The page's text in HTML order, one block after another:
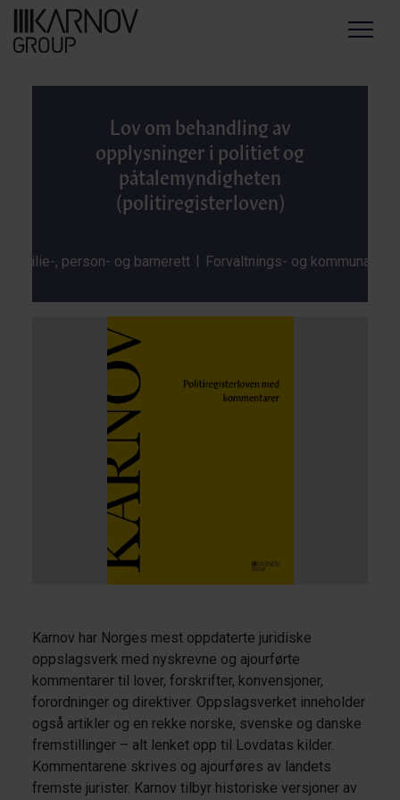
Menu
Lov om behandling av
opplysninger i politiet og
påtalemyndigheten
(politiregisterloven)
|
Karnov har Norges mest oppdaterte juridiske
oppslagsverk med nyskrevne og ajourførte
kommentarer til lover, forskrifter, konvensjoner,
forordninger og direktiver. Oppslagsverket inneholder
også artikler og en rekke norske, svenske og danske
fremstillinger – alt lenket opp til Lovdatas kilder.
Kommentarene skrives og ajourføres av landets
fremste jurister. Karnov tilbyr historiske versjoner av